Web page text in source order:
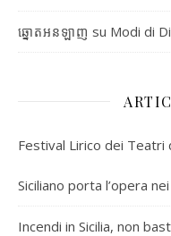
ឆ្នោតអនឡាញ su Modi di
Festival Lirico dei Teatri
Siciliano porta l’opera
Incendi in Sicilia, non